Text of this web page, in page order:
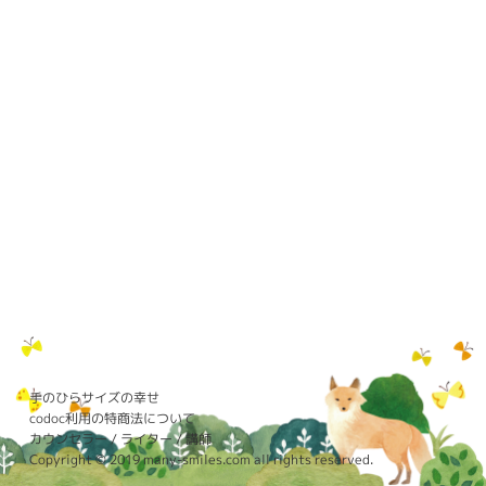
手のひらサイズの幸せ
codoc利用の特商法について
カウンセラー / ライター / 講師
Copyright © 2019 many-smiles.com all rights reserved.